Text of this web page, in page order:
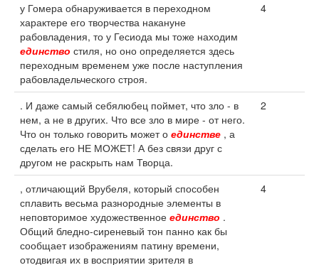
у Гомера обнаруживается в переходном
характере его творчества накануне
рабовладения, то у Гесиода мы тоже находим
единство стиля, но оно определяется здесь
переходным временем уже после наступления
рабовладельческого строя.
4
. И даже самый себялюбец поймет, что зло - в
нем, а не в других. Что все зло в мире - от него.
Что он только говорить может о единстве , а
сделать его НЕ МОЖЕТ! А без связи друг с
другом не раскрыть нам Творца.
2
, отличающий Врубеля, который способен
сплавить весьма разнородные элементы в
неповторимое художественное единство .
Общий бледно-сиреневый тон панно как бы
сообщает изображениям патину времени,
отодвигая их в восприятии зрителя в
4